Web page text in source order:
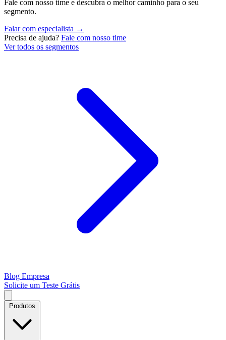
Fale com nosso time e descubra o melhor caminho para o seu
segmento.
Falar com especialista →
Precisa de ajuda? Fale com nosso time
Ver todos os segmentos
Blog Empresa
Solicite um Teste Grátis
Produtos